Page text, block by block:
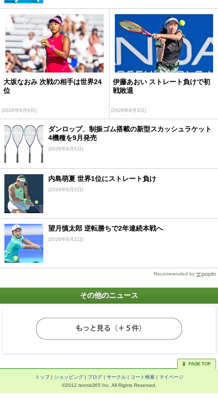
大坂なおみ 次戦の相手は世界24
位
(2026年8月6日)
伊藤あおい ストレート負けで初
戦敗退
(2026年8月3日)
ダンロップ、制振ゴム搭載の新型スカッシュラケット
4機種を9月発売
(2026年8月5日)
内島萌夏 世界1位にストレート負け
(2026年8月5日)
望月慎太郎 逆転勝ちで2年連続本戦へ
(2026年8月2日)
Recommended by
その他のニュース
トップ| ショッピング| ブログ| サークル| コート検索| マイページ
©2012 tennis365 Inc. All Rights Reserved.